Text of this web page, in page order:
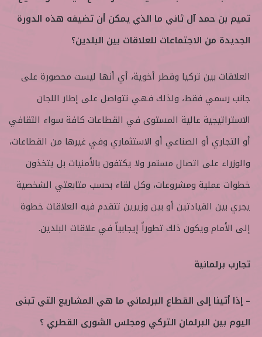
تميم بن حمد آل ثاني ما الذي يمكن أن تضيفه هذه الدورة
الجديدة من الاجتماعات للعلاقات بين البلدين؟
العلاقات بين تركيا وقطر أخوية، أي أنها ليست محصورة على
جانب رسمي فقط، ولذلك فهي تتواصل على إطار اللجان
الاستراتيجية عالية المستوى في القطاعات كافة سواء الثقافي
أو التجاري أو الصناعي أو الاستثماري وفي غيرها من القطاعات،
والوزراء على اتصال مستمر ولا يكتفون بالأمنيات بل يتخذون
خطوات عملية ومشروعات، وكل لقاء بحسب متابعتي الشخصية
يجري بين القيادتين أو بين وزيرين تتقدم فيه العلاقات خطوة
إلى الأمام ويكون ذلك تطوراً إيجابياً في علاقات البلدين.
تجارب برلمانية
– إذا أتينا إلى القطاع البرلماني ما هي المشاريع التي تبنى
اليوم بين البرلمان التركي ومجلس الشورى القطري ؟